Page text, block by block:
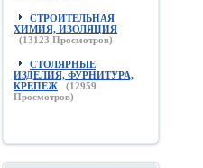
СТРОИТЕЛЬНАЯ
ХИМИЯ, ИЗОЛЯЦИЯ
(13123 Просмотров)
СТОЛЯРНЫЕ
ИЗДЕЛИЯ, ФУРНИТУРА,
КРЕПЕЖ
(12959
Просмотров)